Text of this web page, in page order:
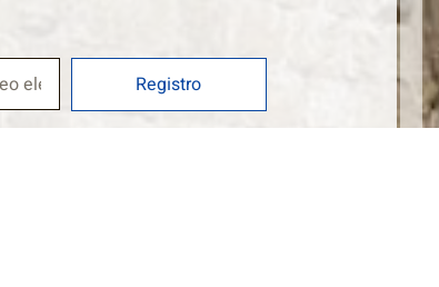
Registro